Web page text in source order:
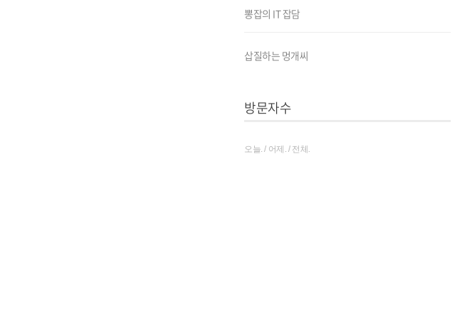
뽕잡의 IT 잡담
삽질하는 멍개씨
방문자수
오늘. / 어제. / 전체.